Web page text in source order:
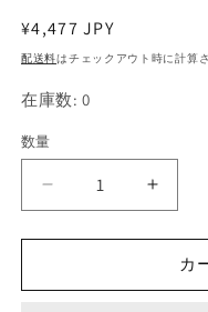
通
常
格
¥4,477 JPY
配送料はチェックアウト時に計算さ
在庫数: 0
数量
樹
カ